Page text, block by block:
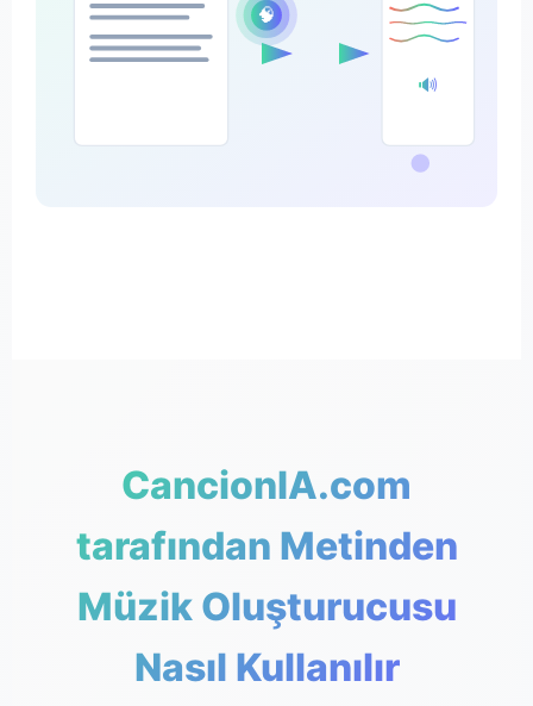
🧠
🔊
CancionIA.com
tarafından Metinden
Müzik Oluşturucusu
Nasıl Kullanılır